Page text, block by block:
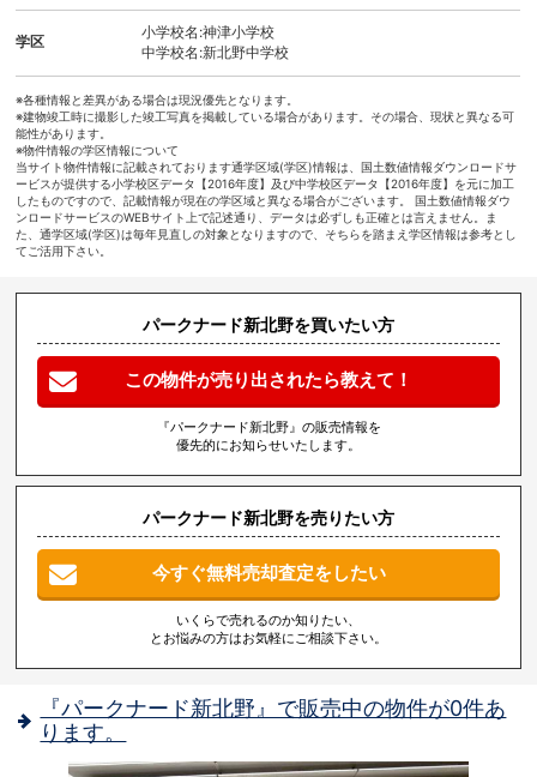
学区
小学校名:神津小学校
中学校名:新北野中学校
※各種情報と差異がある場合は現況優先となります。
※建物竣工時に撮影した竣工写真を掲載している場合があります。その場合、現状と異なる可
能性があります。
※物件情報の学区情報について
当サイト物件情報に記載されております通学区域(学区)情報は、国土数値情報ダウンロードサ
ービスが提供する小学校区データ【2016年度】及び中学校区データ【2016年度】を元に加工
したものですので、記載情報が現在の学区域と異なる場合がございます。 国土数値情報ダウ
ンロードサービスのWEBサイト上で記述通り、データは必ずしも正確とは言えません。ま
た、通学区域(学区)は毎年見直しの対象となりますので、そちらを踏まえ学区情報は参考とし
てご活用下さい。
パークナード新北野を買いたい方
この物件が売り出されたら教えて！
『パークナード新北野』の販売情報を
優先的にお知らせいたします。
パークナード新北野を売りたい方
今すぐ無料売却査定をしたい
いくらで売れるのか知りたい、
とお悩みの方はお気軽にご相談下さい。
『パークナード新北野』で販売中の物件が0件あ
ります。